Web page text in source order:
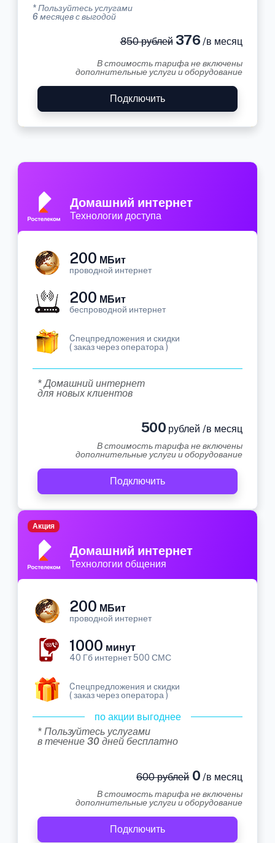
* Пользуйтесь услугами
6 месяцев с выгодой
850 рублей376 /в месяц
В стоимость тарифа не включены
дополнительные услуги и оборудование
Подключить
Домашний интернет
Технологии доступа
200 МБит
проводной интернет
200 МБит
беспроводной интернет
Cпецпредложения и скидки
( заказ через оператора )
* Домашний интернет
для новых клиентов
500 рублей /в месяц
В стоимость тарифа не включены
дополнительные услуги и оборудование
Подключить
Домашний интернет
Технологии общения
Акция
200 МБит
проводной интернет
1000 минут
40 Гб интернет 500 СМС
Cпецпредложения и скидки
( заказ через оператора )
по акции выгоднее
* Пользуйтесь услугами
в течение 30 дней бесплатно
600 рублей0 /в месяц
В стоимость тарифа не включены
дополнительные услуги и оборудование
Подключить